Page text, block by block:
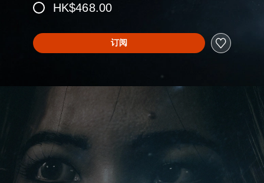
HK$468.00
订阅